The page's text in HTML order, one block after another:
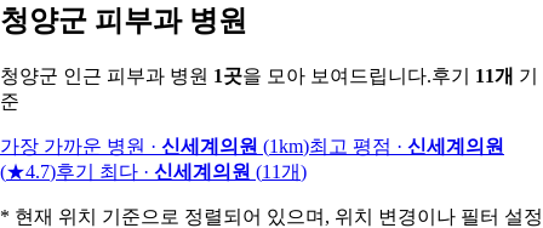
청양군 피부과 병원
청양군 인근 피부과 병원 1곳을 모아 보여드립니다.후기 11개 기
준
가장 가까운 병원 · 신세계의원 (1km)최고 평점 · 신세계의원
(★4.7)후기 최다 · 신세계의원 (11개)
* 현재 위치 기준으로 정렬되어 있으며, 위치 변경이나 필터 설정